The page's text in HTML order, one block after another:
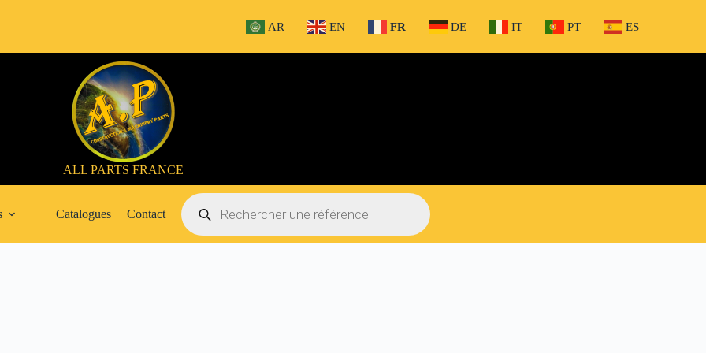
AR EN FR DE IT PT ES
ALL PARTS FRANCE
Catalogues Contact
Recherche
de
produits